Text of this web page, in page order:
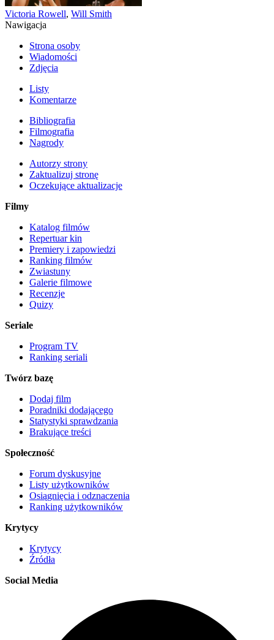
Victoria Rowell, Will Smith
Nawigacja
Strona osoby
Wiadomości
Zdjęcia
Listy
Komentarze
Bibliografia
Filmografia
Nagrody
Autorzy strony
Zaktualizuj stronę
Oczekujące aktualizacje
Filmy
Katalog filmów
Repertuar kin
Premiery i zapowiedzi
Ranking filmów
Zwiastuny
Galerie filmowe
Recenzje
Quizy
Seriale
Program TV
Ranking seriali
Twórz bazę
Dodaj film
Poradniki dodającego
Statystyki sprawdzania
Brakujące treści
Społeczność
Forum dyskusyjne
Listy użytkowników
Osiągnięcia i odznaczenia
Ranking użytkowników
Krytycy
Krytycy
Źródła
Social Media